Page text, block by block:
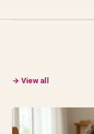
View all →